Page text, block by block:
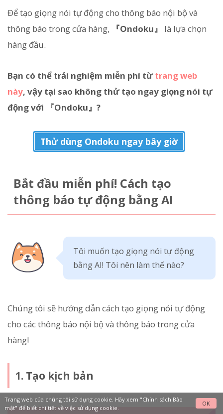
Để tạo giọng nói tự động cho thông báo nội bộ và
thông báo trong cửa hàng,
『Ondoku』
là lựa chọn
hàng đầu.
Bạn có thể trải nghiệm miễn phí từtrang web
này, vậy tại sao không thử tạo ngay giọng nói tự
động với 『Ondoku』?
Thử dùng Ondoku ngay bây giờ
Bắt đầu miễn phí! Cách tạo
thông báo tự động bằng AI
Tôi muốn tạo giọng nói tự động
bằng AI! Tôi nên làm thế nào?
Chúng tôi sẽ hướng dẫn cách tạo giọng nói tự động
cho các thông báo nội bộ và thông báo trong cửa
hàng!
1. Tạo kịch bản
Trang web của chúng tôi sử dụng cookie. Hãy xem "Chính sách Bảo
mật" để biết chi tiết về việc sử dụng cookie.
OK